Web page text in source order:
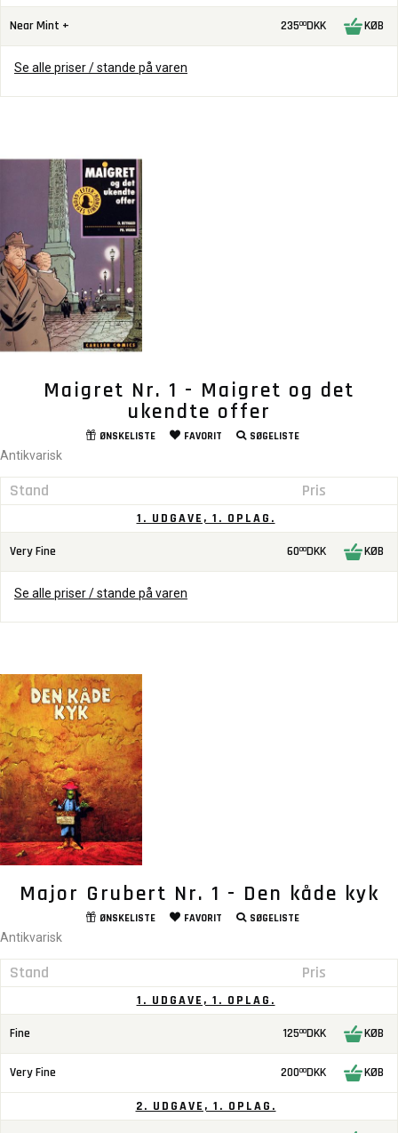
Near Mint + 23500DKK KØB
Se alle priser / stande på varen
Maigret Nr. 1 - Maigret og det
ukendte offer
ØNSKELISTE FAVORIT SØGELISTE
Antikvarisk
Stand Pris
1. UDGAVE, 1. OPLAG.
Very Fine 6000DKK KØB
Se alle priser / stande på varen
Major Grubert Nr. 1 - Den kåde kyk
ØNSKELISTE FAVORIT SØGELISTE
Antikvarisk
Stand Pris
1. UDGAVE, 1. OPLAG.
Fine 12500DKK KØB
Very Fine 20000DKK KØB
2. UDGAVE, 1. OPLAG.